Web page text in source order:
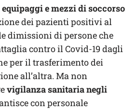
e mezzi di soccorso
dei pazienti positivi al
dimissioni di persone che
contro il Covid-19 dagli
per il trasferimento dei
all’altra. Ma non
vigilanza sanitaria negli
con personale